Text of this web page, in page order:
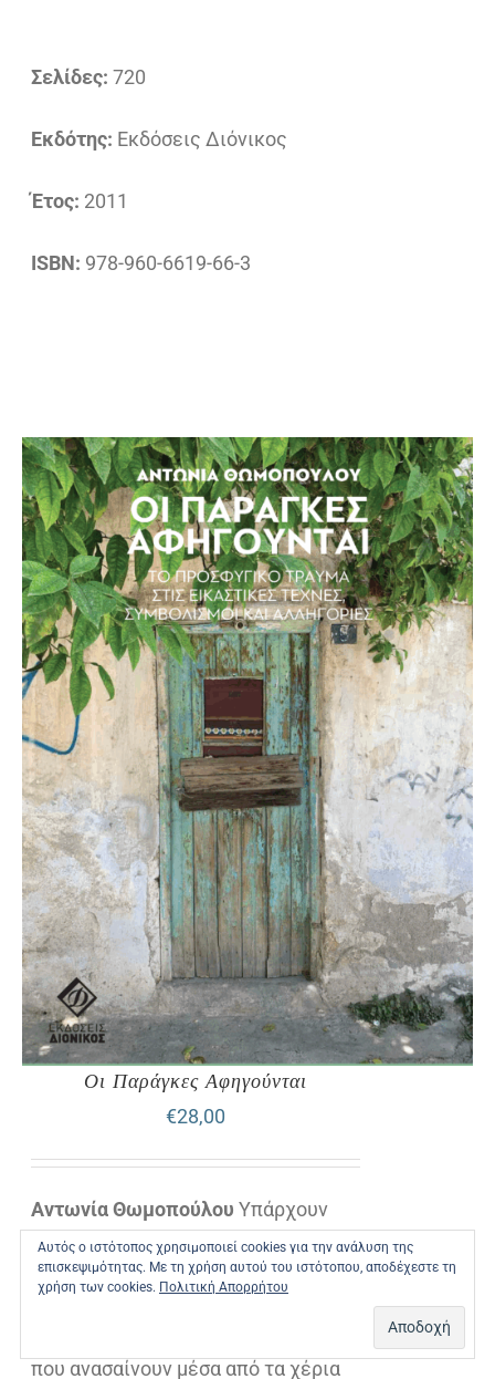
Σελίδες: 720
Εκδότης: Εκδόσεις Διόνικος
Έτος: 2011
ISBN: 978-960-6619-66-3
Οι Παράγκες Αφηγούνται
€28,00
Αντωνία Θωμοπούλου Υπάρχουν
ιστορίες που δεν ειπώθηκαν ποτέ.
Μνήμες θαμμένες στη σκόνη του
που ανασαίνουν μέσα από τα χέρια
Αυτός ο ιστότοπος χρησιμοποιεί cookies για την ανάλυση της
επισκεψιμότητας. Με τη χρήση αυτού του ιστότοπου, αποδέχεστε τη
χρήση των cookies. Πολιτική Απορρήτου